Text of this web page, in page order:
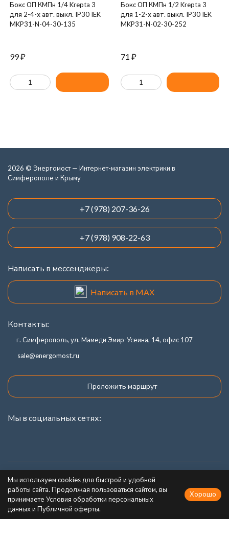
Бокс ОП КМПн 1/4 Krepta 3
для 2-4-х авт. выкл. IP30 IEK
MKP31-N-04-30-135
99₽
Бокс ОП КМПн 1/2 Krepta 3
для 1-2-х авт. выкл. IP30 IEK
MKP31-N-02-30-252
71 ₽
2026 © Энергомост — Интернет-магазин электрики в
Симферополе и Крыму
+7 (978) 207-36-26
+7 (978) 908-22-63
Написать в мессенджеры:
Написать в MAX
Контакты:
г. Симферополь, ул. Мамеди Эмир-Усеина, 14, офис 107
sale@energomost.ru
Проложить маршрут
Мы в социальных сетях:
Каталог товаров
Информация
Мы используем cookies для быстрой и удобной
работы сайта. Продолжая пользоваться сайтом, вы
принимаете Условия обработки персональных
данных и Публичной оферты.
Хорошо